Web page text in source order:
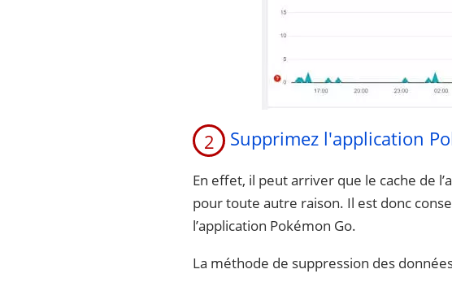
2 Supprimez l'application
En effet, il peut arriver que le cache de
pour toute autre raison. Il est donc
l’application Pokémon Go.
La méthode de suppression des